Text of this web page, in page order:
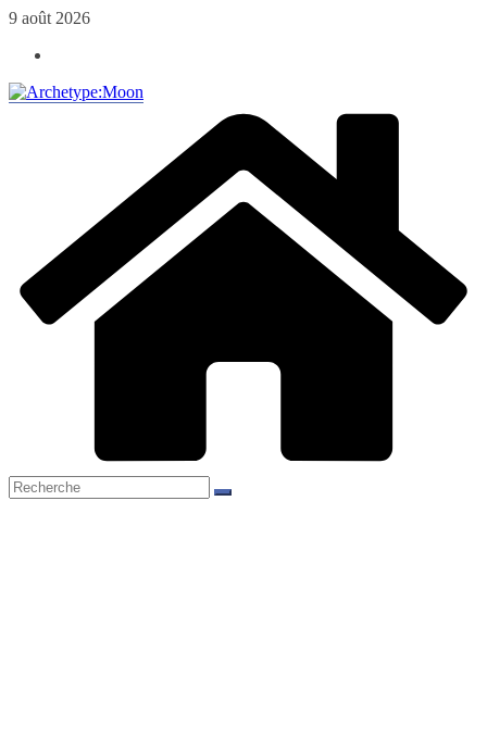
Passer
contenu
9 août 2026